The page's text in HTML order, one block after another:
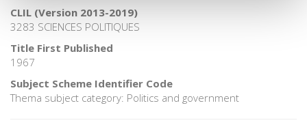
CLIL (Version 2013-2019)
3283 SCIENCES POLITIQUES
Title First Published
1967
Subject Scheme Identifier Code
Thema subject category: Politics and government